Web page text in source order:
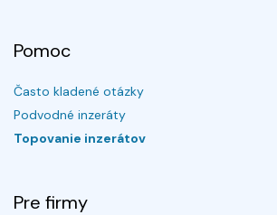
Pomoc
Často kladené otázky
Podvodné inzeráty
Topovanie inzerátov
Pre firmy